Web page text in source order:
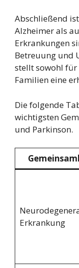
Abschließend
Alzheimer als
Erkrankungen
Betreuung und
stellt sowohl
Familien eine
Die folgende
wichtigsten
und Parkinson.
Erkrankung